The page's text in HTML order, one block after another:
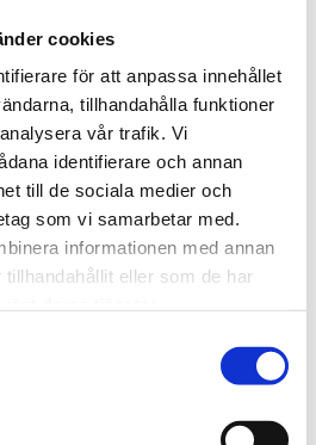
cookies
för att anpassa innehållet
tillhandahålla funktioner
vår trafik. Vi
identifierare och annan
till de sociala medier och
som vi samarbetar med.
informationen med annan
eller som de har
kr
Lägg i varukorgen